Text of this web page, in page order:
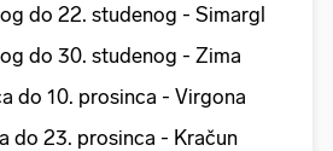
do 22. studenog - Simargl
do 30. studenog - Zima
do 10. prosinca - Virgona
do 23. prosinca - Kračun